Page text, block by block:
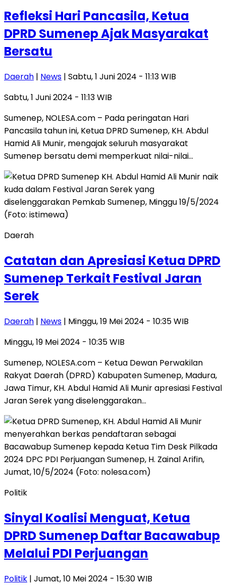
Refleksi Hari Pancasila, Ketua
DPRD Sumenep Ajak Masyarakat
Bersatu
Daerah | News | Sabtu, 1 Juni 2024 - 11:13 WIB
Sabtu, 1 Juni 2024 - 11:13 WIB
Sumenep, NOLESA.com – Pada peringatan Hari
Pancasila tahun ini, Ketua DPRD Sumenep, KH. Abdul
Hamid Ali Munir, mengajak seluruh masyarakat
Sumenep bersatu demi memperkuat nilai-nilai…
Daerah
Catatan dan Apresiasi Ketua DPRD
Sumenep Terkait Festival Jaran
Serek
Daerah | News | Minggu, 19 Mei 2024 - 10:35 WIB
Minggu, 19 Mei 2024 - 10:35 WIB
Sumenep, NOLESA.com – Ketua Dewan Perwakilan
Rakyat Daerah (DPRD) Kabupaten Sumenep, Madura,
Jawa Timur, KH. Abdul Hamid Ali Munir apresiasi Festival
Jaran Serek yang diselenggarakan…
Politik
Sinyal Koalisi Menguat, Ketua
DPRD Sumenep Daftar Bacawabup
Melalui PDI Perjuangan
Politik | Jumat, 10 Mei 2024 - 15:30 WIB